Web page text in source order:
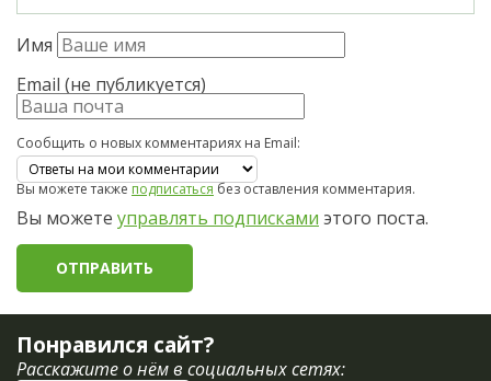
Имя
Email (не публикуется)
Сообщить о новых комментариях на Email:
Вы можете такжеподписатьсябез оставления комментария.
Вы можете управлять подписками этого поста.
Понравился сайт?
Расскажите о нём в социальных сетях: